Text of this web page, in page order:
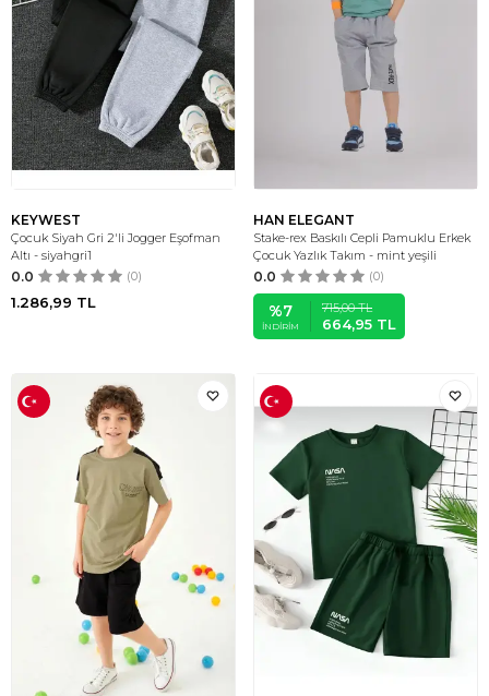
KEYWEST
Çocuk Siyah Gri 2'li Jogger Eşofman
Altı - siyahgri1
0.0 (0)
1.286,99 TL
HAN ELEGANT
Stake-rex Baskılı Cepli Pamuklu Erkek
Çocuk Yazlık Takım - mint yeşili
0.0 (0)
%7
İNDIRIM
715,00TL
664,95 TL